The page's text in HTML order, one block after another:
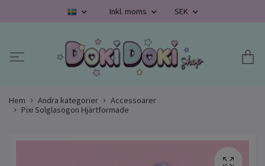
Inkl. moms SEK
Hem Andra kategorier
Accessoarer
Pixi Solglasögon Hjärtformade